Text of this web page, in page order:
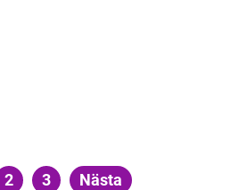
Sidnumrering
Sida
2 Sida
3 Nästa